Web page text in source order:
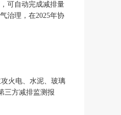
可自动完成减排量
治理，在2025年协
火电、水泥、玻璃
三方减排监测报